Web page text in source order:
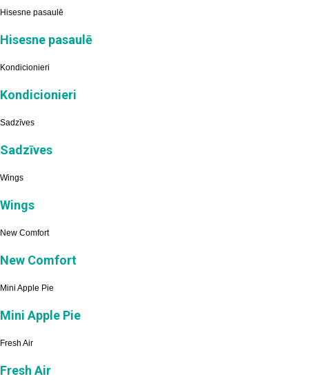
Hisesne pasaulē
Hisesne pasaulē
Kondicionieri
Kondicionieri
Sadzīves
Sadzīves
Wings
Wings
New Comfort
New Comfort
Mini Apple Pie
Mini Apple Pie
Fresh Air
Fresh Air